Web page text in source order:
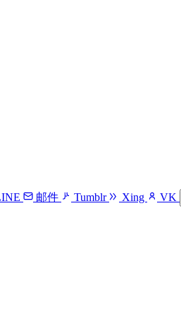
邮件 Tumblr Xing VK